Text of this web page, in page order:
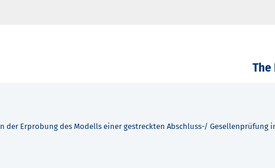
The
der Erprobung des Modells einer gestreckten Abschluss-/ Gesellenprüfung